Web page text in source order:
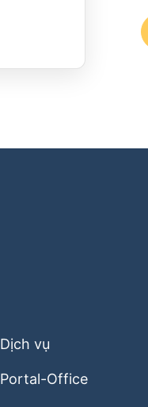
Dịch vụ
Portal-Office